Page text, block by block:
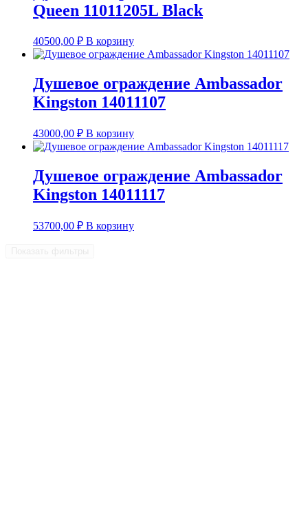
Queen 11011205L Black
40500,00 ₽ В корзину
Душевое ограждение Ambassador
Kingston 14011107
43000,00 ₽ В корзину
Душевое ограждение Ambassador
Kingston 14011117
53700,00 ₽ В корзину